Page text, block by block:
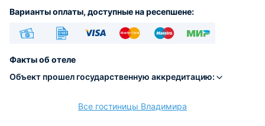
Варианты оплаты, доступные на ресепшене:
Факты об отеле
Объект прошел государственную аккредитацию:
Все гостиницы Владимира